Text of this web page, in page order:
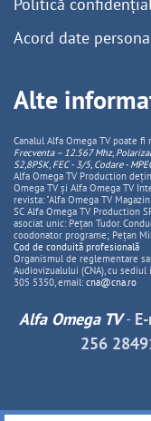
Politică
Acord date
Alte
Canalul Alfa Omega TV poate
Frecventa – 12.567 Mhz,
S2,8PSK, FEC - 3/5, Codare -
Alfa Omega TV Production
Omega TV și Alfa Omega TV
revista: "Alfa Omega TV
SC Alfa Omega TV Production
asociat unic: Pețan Tudor.
coodonator programe; Pețan
Cod de conduită profesională
Organismul de reglementare
Audiovizualului (CNA), cu
305 5350, email: cna@cna.ro
Alfa Omega TV-
256